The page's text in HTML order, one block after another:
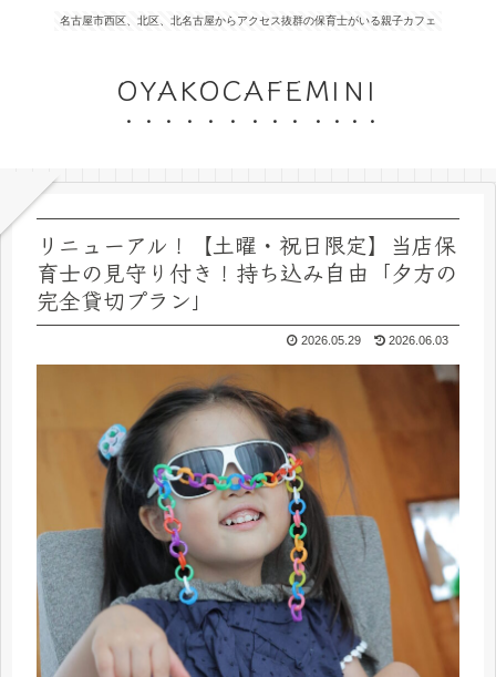
名古屋市西区、北区、北名古屋からアクセス抜群の保育士がいる親子カフェ
OYAKOCAFEMINI
リニューアル！【土曜・祝日限定】当店保
育士の見守り付き！持ち込み自由「夕方の
完全貸切プラン」
2026.05.29 2026.06.03